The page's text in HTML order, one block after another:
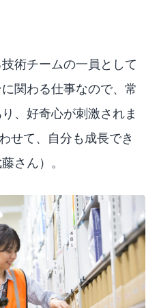
術チームの一員として
関わる仕事なので、常
、好奇心が刺激されま
せて、自分も成長でき
さん）。